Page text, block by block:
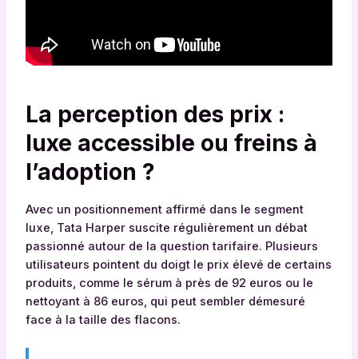
La perception des prix :
luxe accessible ou freins à
l’adoption ?
Avec un positionnement affirmé dans le segment
luxe, Tata Harper suscite régulièrement un débat
passionné autour de la question tarifaire. Plusieurs
utilisateurs pointent du doigt le prix élevé de certains
produits, comme le sérum à près de 92 euros ou le
nettoyant à 86 euros, qui peut sembler démesuré
face à la taille des flacons.